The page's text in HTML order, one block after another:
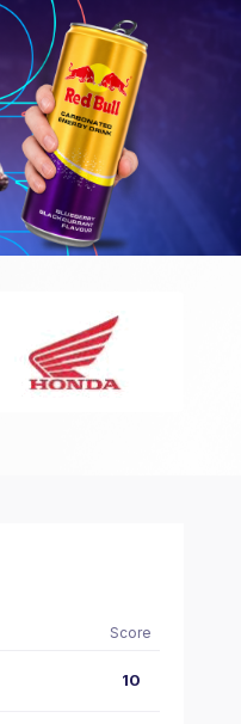
Score
10